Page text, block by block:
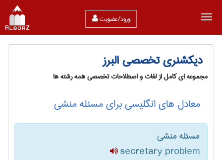
ورود/عضویت
دیکشنری تخصصی البرز
مجموعه ای کامل از لغات و اصطلاحات تخصصی همه رشته ها
معادل های انگلیسی برای مسئله منشی
مسئله منشی
secretary problem